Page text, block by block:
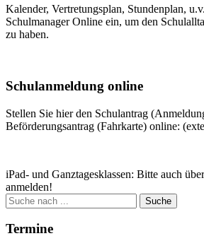
Kalender, Vertretungsplan, Stundenplan,
Schulmanager Online ein, um den
zu haben.
Schulanmeldung online
Stellen Sie hier den Schulantrag
Beförderungsantrag (Fahrkarte) online:
iPad- und Ganztagesklassen: Bitte auch
anmelden!
Suche
nach:
Termine